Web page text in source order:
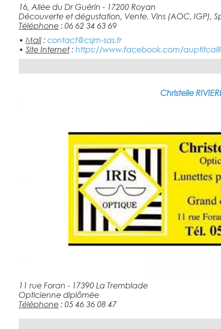
16, Allée du Dr Guérin - 17200 Royan
Découverte et dégustation, Vente. Vins (AOC, IGP),
Téléphone : 06 62 34 63 69
• Mail : contact@csjm-sas.fr
• Site Internet : https://www.facebook.com/
Christelle
11 rue Foran - 17390 La Tremblade
Opticienne diplômée
Téléphone : 05 46 36 08 47